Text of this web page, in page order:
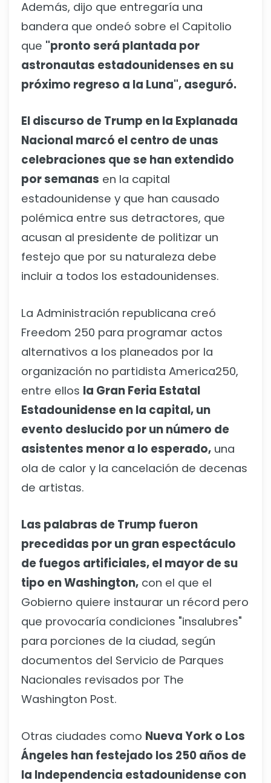
Además, dijo que entregaría una
bandera que ondeó sobre el Capitolio
que "pronto será plantada por
astronautas estadounidenses en su
próximo regreso a la Luna", aseguró.
El discurso de Trump en la Explanada
Nacional marcó el centro de unas
celebraciones que se han extendido
por semanas en la capital
estadounidense y que han causado
polémica entre sus detractores, que
acusan al presidente de politizar un
festejo que por su naturaleza debe
incluir a todos los estadounidenses.
La Administración republicana creó
Freedom 250 para programar actos
alternativos a los planeados por la
organización no partidista America250,
entre ellos la Gran Feria Estatal
Estadounidense en la capital, un
evento deslucido por un número de
asistentes menor a lo esperado, una
ola de calor y la cancelación de decenas
de artistas.
Las palabras de Trump fueron
precedidas por un gran espectáculo
de fuegos artificiales, el mayor de su
tipo en Washington, con el que el
Gobierno quiere instaurar un récord pero
que provocaría condiciones "insalubres"
para porciones de la ciudad, según
documentos del Servicio de Parques
Nacionales revisados por The
Washington Post.
Otras ciudades como Nueva York o Los
Ángeles han festejado los 250 años de
la Independencia estadounidense con